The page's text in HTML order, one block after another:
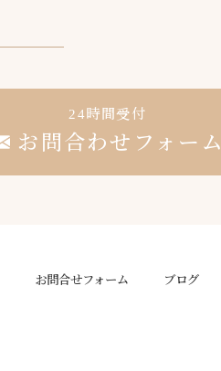
24時間受付
お問合わせ フォーム
お問合せフォーム ブログ